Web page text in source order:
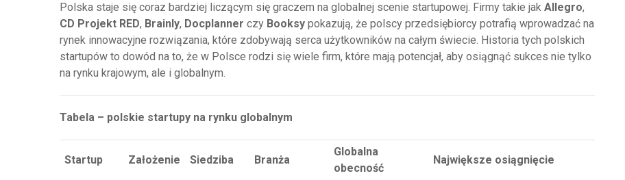
Polska staje się coraz bardziej liczącym się graczem na globalnej scenie startupowej. Firmy takie jak Allegro,
CD Projekt RED, Brainly, Docplanner czy Booksy pokazują, że polscy przedsiębiorcy potrafią wprowadzać na
rynek innowacyjne rozwiązania, które zdobywają serca użytkowników na całym świecie. Historia tych polskich
startupów to dowód na to, że w Polsce rodzi się wiele firm, które mają potencjał, aby osiągnąć sukces nie tylko
na rynku krajowym, ale i globalnym.
Tabela – polskie startupy na rynku globalnym
Startup Założenie Siedziba Branża
Globalna
obecność
Największe osiągnięcie